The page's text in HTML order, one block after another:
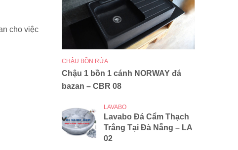
cho việc
CHẬU BỒN RỬA
Chậu 1 bồn 1 cánh NORWAY đá
bazan – CBR 08
LAVABO
Lavabo Đá Cẩm Thạch
Trắng Tại Đà Nẵng – LA
02